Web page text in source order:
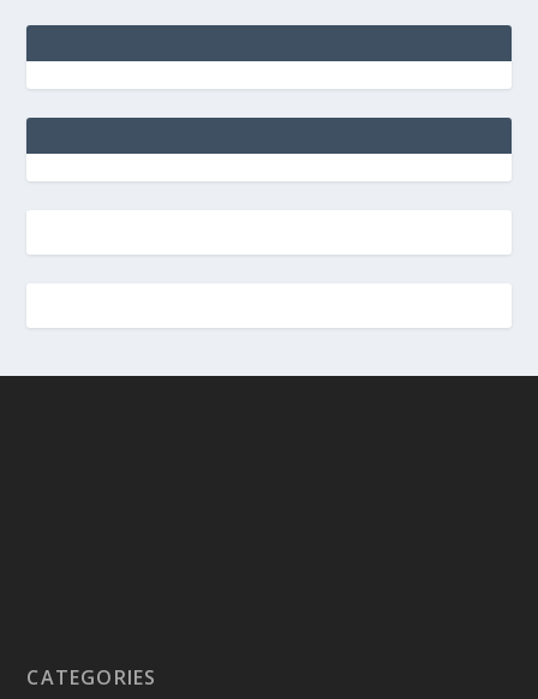
CATEGORIES